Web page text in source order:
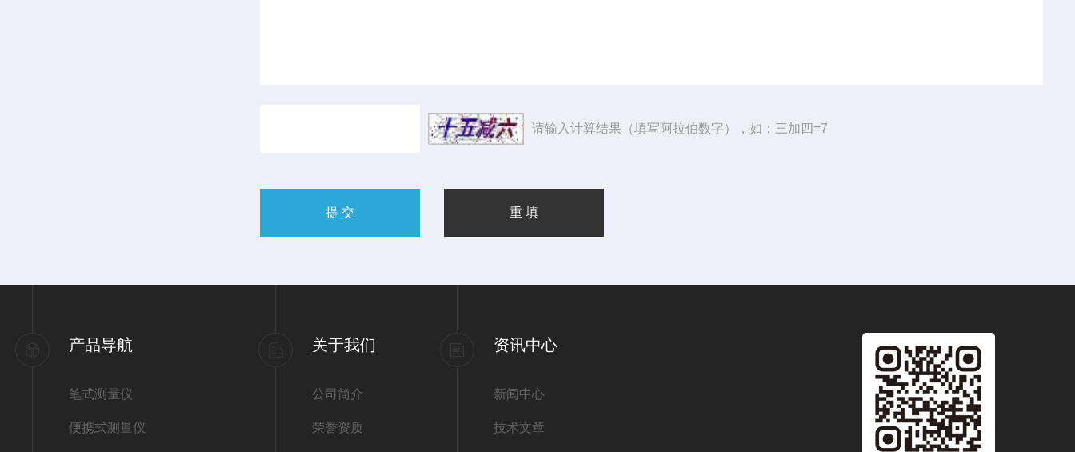
请输入计算结果（填写阿拉伯数字），如：三加四=7
产品导航
笔式测量仪
便携式测量仪
关于我们
公司简介
荣誉资质
资讯中心
新闻中心
技术文章